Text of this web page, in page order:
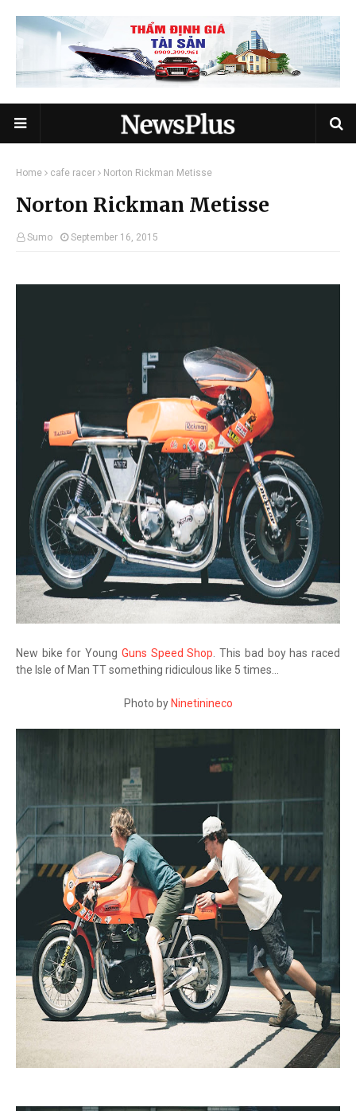
Home cafe racer Norton Rickman Metisse
Norton Rickman Metisse
Sumo September 16, 2015
New bike for Young Guns Speed Shop . This bad boy has raced
the Isle of Man TT something ridiculous like 5 times...
Photo by Ninetinineco